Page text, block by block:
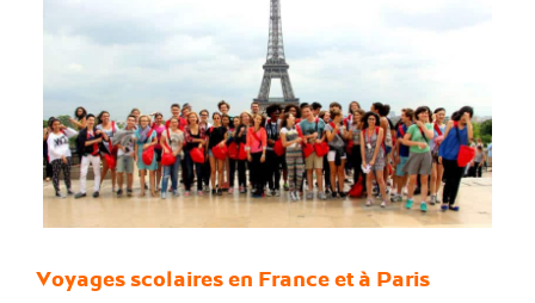
Voyages scolaires en France et à Paris